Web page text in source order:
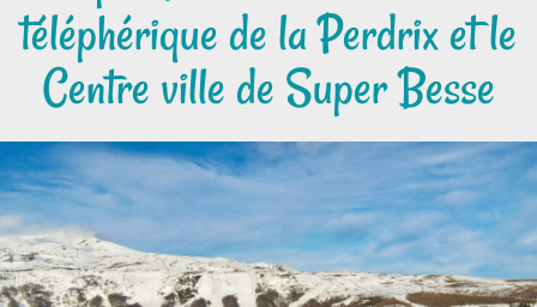
téléphérique de la Perdrix et le
Centre ville de Super Besse